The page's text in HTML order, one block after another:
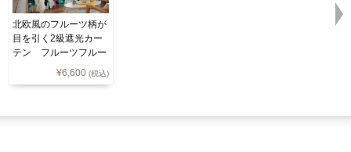
北欧風のフルーツ柄が
目を引く2級遮光カー
テン フルーツフルー
¥6,600 (税込)